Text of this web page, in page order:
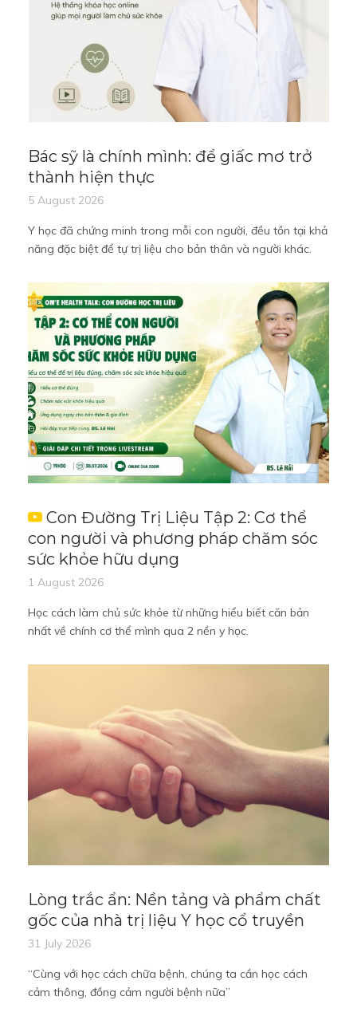
Bác sỹ là chính mình: để giấc mơ trở
thành hiện thực
5 August 2026
Y học đã chứng minh trong mỗi con người, đều tồn tại khả
năng đặc biệt để tự trị liệu cho bản thân và người khác.
Con Đường Trị Liệu Tập 2: Cơ thể
con người và phương pháp chăm sóc
sức khỏe hữu dụng
1 August 2026
Học cách làm chủ sức khỏe từ những hiểu biết căn bản
nhất về chính cơ thể mình qua 2 nền y học.
Lòng trắc ẩn: Nền tảng và phẩm chất
gốc của nhà trị liệu Y học cổ truyền
31 July 2026
“Cùng với học cách chữa bệnh, chúng ta cần học cách
cảm thông, đồng cảm người bệnh nữa”